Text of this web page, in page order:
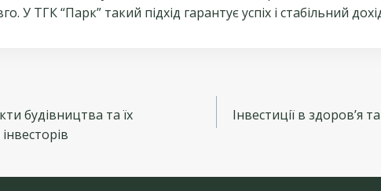
У ТГК “Парк” такий підхід гарантує успіх і стабільний
будівництва та їх
Інвестиції в здоров’я